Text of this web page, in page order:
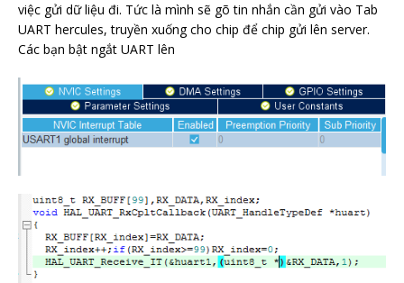
việc gửi dữ liệu đi. Tức là mình sẽ gõ tin nhắn cần gửi vào Tab
UART hercules, truyền xuống cho chip để chip gửi lên server.
Các bạn bật ngắt UART lên